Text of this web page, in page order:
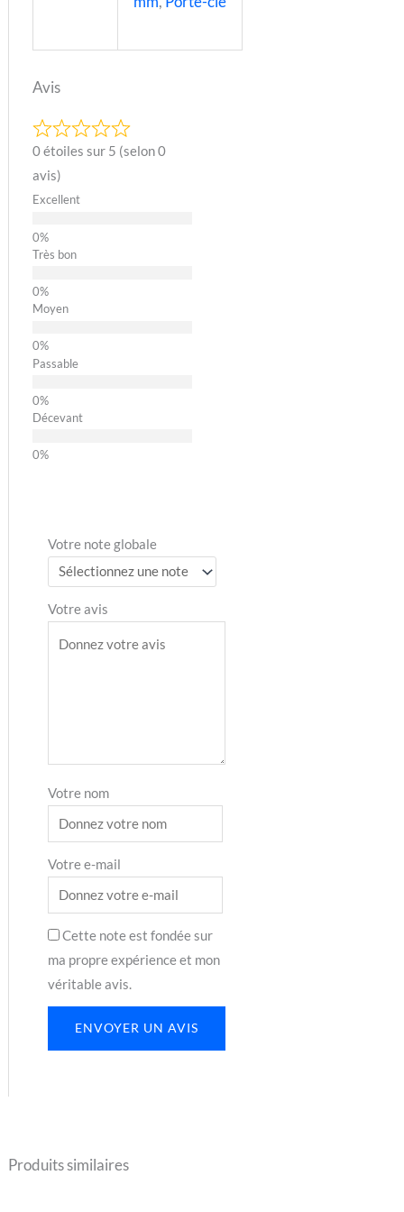
Avis
0 étoiles sur 5 (selon 0
avis)
Excellent
Très bon
Moyen
Passable
Décevant
Votre note globale
Votre avis
Votre nom
Votre e-mail
Cette note est fondée sur
ma propre expérience et mon
véritable avis.
ENVOYER UN AVIS
Produits similaires